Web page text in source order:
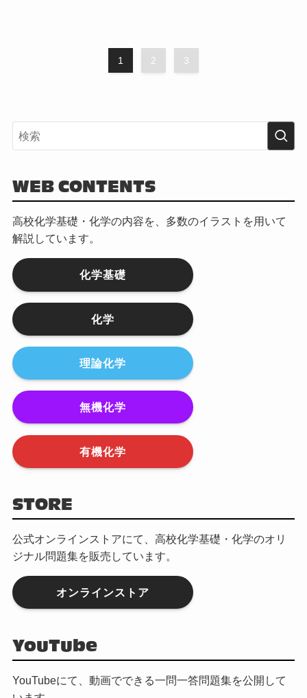
1 2 3
WEB CONTENTS
高校化学基礎・化学の内容を、多数のイラストを用いて
解説しています。
化学基礎
化学
理論化学
無機化学
有機化学
STORE
公式オンラインストアにて、高校化学基礎・化学のオリ
ジナル問題集を販売しています。
オンラインストア
YouTube
YouTubeにて、動画でできる一問一答問題集を公開して